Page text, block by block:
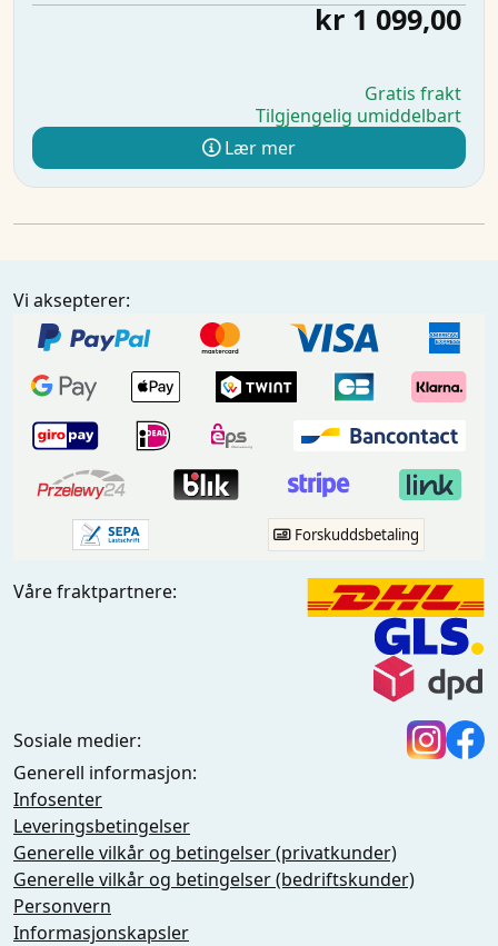
kr 1 099,00
Gratis frakt
Tilgjengelig umiddelbart
Lær mer
Vi aksepterer:
Forskuddsbetaling
Våre fraktpartnere:
Sosiale medier:
Generell informasjon:
Infosenter
Leveringsbetingelser
Generelle vilkår og betingelser (privatkunder)
Generelle vilkår og betingelser (bedriftskunder)
Personvern
Informasjonskapsler